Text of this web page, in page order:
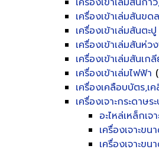
เครื่องเข้าเล่มสันขด
เครื่องเข้าเล่มสันตะปู
เครื่องเข้าเล่มสันห่
เครื่องเข้าเล่มสันเก
เครื่องเข้าเล่มไฟฟ้า
เครื่องเคลือบบัตร,เ
เครื่องเจาะกระดาษ
อะไหล่เหล็กเจา
เครื่องเจาะขน
เครื่องเจาะข